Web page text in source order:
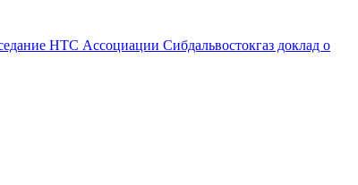
НТС Ассоциации Сибдальвостокгаз доклад о